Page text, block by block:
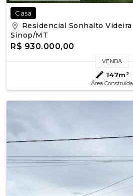
Casa
Residencial Sonhalto Videira
Sinop/MT
R$ 930.000,00
VENDA
147m²
Área Construída